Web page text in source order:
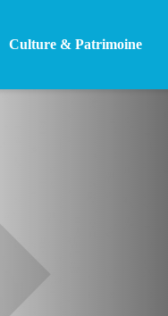
Culture & Patrimoine